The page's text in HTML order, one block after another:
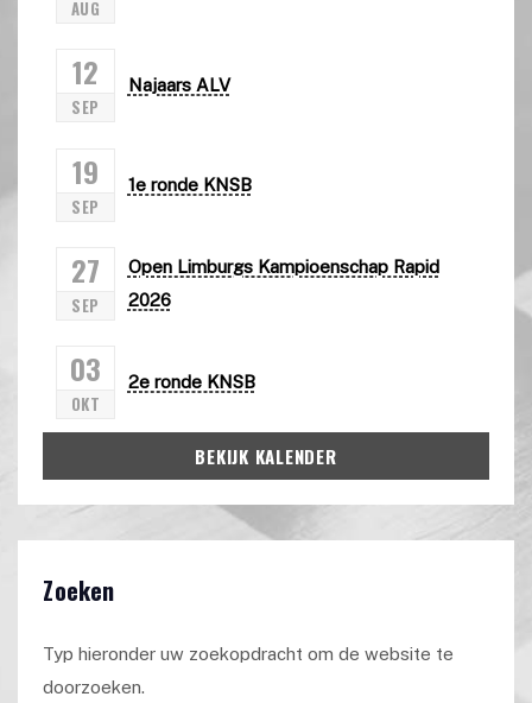
AUG
12
SEP
Najaars ALV
19
SEP
1e ronde KNSB
27
SEP
Open Limburgs Kampioenschap Rapid
2026
03
OKT
2e ronde KNSB
BEKIJK KALENDER
Zoeken
Typ hieronder uw zoekopdracht om de website te
doorzoeken.